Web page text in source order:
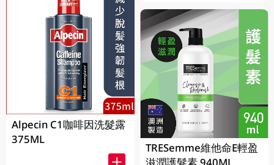
Alpecin C1咖啡因洗髮露
375ML
TRESemme維他命E輕盈